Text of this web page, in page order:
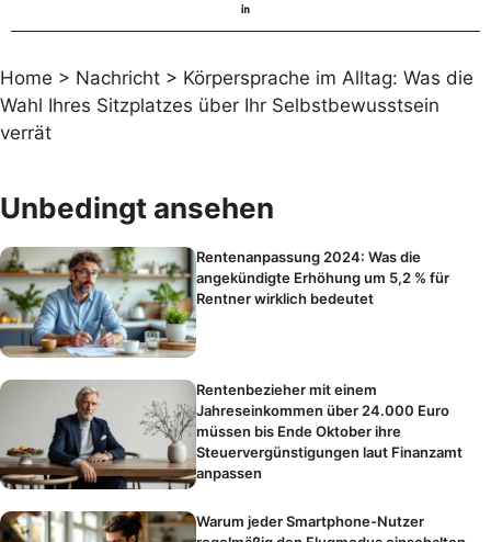
Home > Nachricht > Körpersprache im Alltag: Was die
Wahl Ihres Sitzplatzes über Ihr Selbstbewusstsein
verrät
Unbedingt ansehen
Rentenanpassung 2024: Was die
angekündigte Erhöhung um 5,2 % für
Rentner wirklich bedeutet
Rentenbezieher mit einem
Jahreseinkommen über 24.000 Euro
müssen bis Ende Oktober ihre
Steuervergünstigungen laut Finanzamt
anpassen
Warum jeder Smartphone-Nutzer